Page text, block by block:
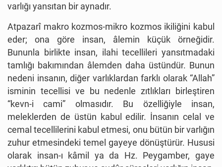
varlığı yansıtan bir aynadır.
Atpazarî makro kozmos-mikro kozmos ikiliğini kabul
eder; ona göre insan, âlemin küçük örneğidir.
Bununla birlikte insan, ilahi tecellileri yansıtmadaki
tamlığı bakımından âlemden daha üstündür. Bunun
nedeni insanın, diğer varlıklardan farklı olarak “Allah”
isminin tecellisi ve bu nedenle zıtlıkları birleştiren
“kevn-i cami” olmasıdır. Bu özelliğiyle insan,
meleklerden de üstün kabul edilir. İnsanın celal ve
cemal tecellilerini kabul etmesi, onu bütün bir varlığın
zuhur etmesindeki temel gayeye dönüştürür. Hususi
olarak insan-ı kâmil ya da Hz. Peygamber, gaye